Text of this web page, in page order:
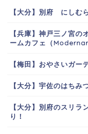
【大分】別府 にしむ
【兵庫】神戸三ノ宮の
ームカフェ（
【梅田】おやさいガー
【大分】宇佐のはちみ
【大分】別府のスリ
り！